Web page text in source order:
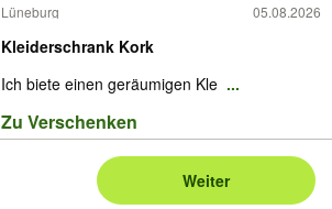
Lüneburg 05.08.2026
Kleiderschrank Kork
Ich biete einen geräumigen Kle ...
Zu Verschenken
Weiter